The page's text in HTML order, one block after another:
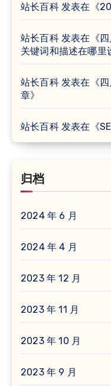
站长百科发表在《
站长百科发表在《
关键词和描述在哪里
站长百科发表在《
章》
站长百科发表在《
归档
2024 年 6 月
2024 年 4 月
2023 年 12 月
2023 年 11 月
2023 年 10 月
2023 年 9 月